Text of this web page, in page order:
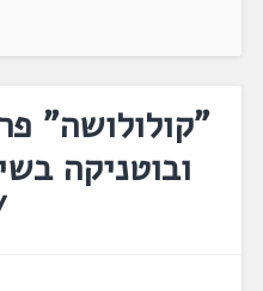
ובוטניקה